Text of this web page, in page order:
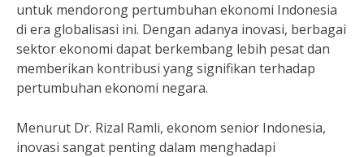
untuk mendorong pertumbuhan ekonomi Indonesia
di era globalisasi ini. Dengan adanya inovasi, berbagai
sektor ekonomi dapat berkembang lebih pesat dan
memberikan kontribusi yang signifikan terhadap
pertumbuhan ekonomi negara.
Menurut Dr. Rizal Ramli, ekonom senior Indonesia,
inovasi sangat penting dalam menghadapi